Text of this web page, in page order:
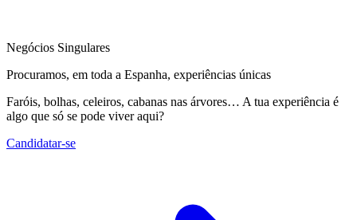
Negócios Singulares
Procuramos, em toda a Espanha, experiências únicas
Faróis, bolhas, celeiros, cabanas nas árvores… A tua experiência é
algo que só se pode viver aqui?
Candidatar-se